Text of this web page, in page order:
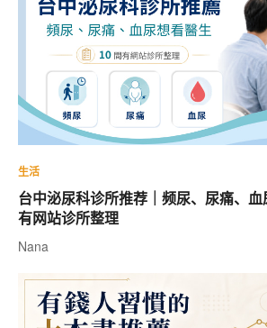
生活
台中泌尿科诊所推荐｜频尿、尿痛、
有网站诊所整理
Nana